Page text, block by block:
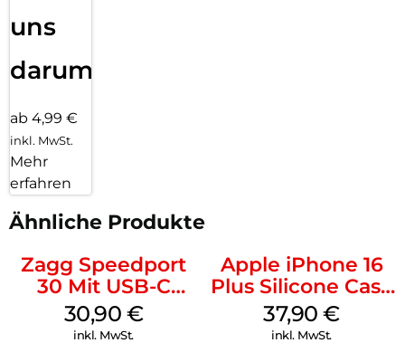
uns
darum!
ab 4,99 €
inkl. MwSt.
Mehr
erfahren
Ähnliche Produkte
Zagg Speedport
30 Mit USB-C
Kabel Weiß
30,90 €
inkl. MwSt.
Apple iPhone 16
Plus Silicone Case
MagSafe Lake
Green
37,90€
inkl. MwSt.